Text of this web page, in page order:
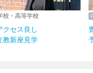
立教新座中学校・高等学校
吉祥寺駅からアクセス良し
予約要らずの立教新座見学